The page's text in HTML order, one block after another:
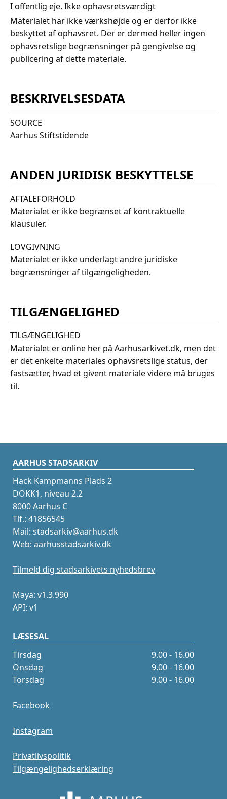
I offentlig eje. Ikke ophavsretsværdigt
Materialet har ikke værkshøjde og er derfor ikke
beskyttet af ophavsret. Der er dermed heller ingen
ophavsretslige begrænsninger på gengivelse og
publicering af dette materiale.
BESKRIVELSESDATA
SOURCE
Aarhus Stiftstidende
ANDEN JURIDISK BESKYTTELSE
AFTALEFORHOLD
Materialet er ikke begrænset af kontraktuelle
klausuler.
LOVGIVNING
Materialet er ikke underlagt andre juridiske
begrænsninger af tilgængeligheden.
TILGÆNGELIGHED
TILGÆNGELIGHED
Materialet er online her på Aarhusarkivet.dk, men det
er det enkelte materiales ophavsretslige status, der
fastsætter, hvad et givent materiale videre må bruges
til.
AARHUS STADSARKIV
Hack Kampmanns Plads 2
DOKK1, niveau 2.2
8000 Aarhus C
Tlf.: 41856545
Mail: stadsarkiv@aarhus.dk
Web: aarhusstadsarkiv.dk
Tilmeld dig stadsarkivets nyhedsbrev
Maya: v1.3.990
API: v1
LÆSESAL
Tirsdag
9.00 - 16.00
Onsdag
9.00 - 16.00
Torsdag
9.00 - 16.00
Facebook
Instagram
Privatlivspolitik
Tilgængelighedserklæring